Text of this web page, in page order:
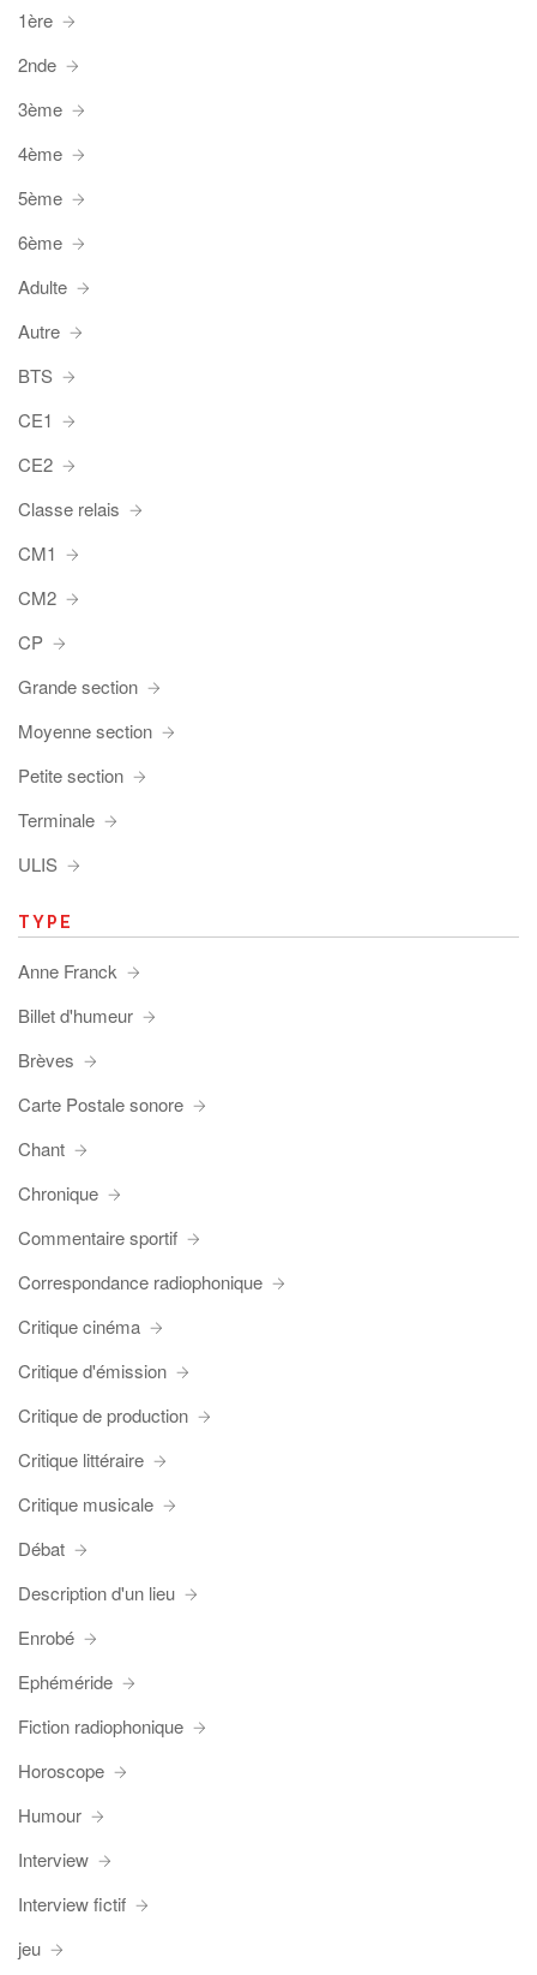
1ère
2nde
3ème
4ème
5ème
6ème
Adulte
Autre
BTS
CE1
CE2
Classe relais
CM1
CM2
CP
Grande section
Moyenne section
Petite section
Terminale
ULIS
TYPE
Anne Franck
Billet d'humeur
Brèves
Carte Postale sonore
Chant
Chronique
Commentaire sportif
Correspondance radiophonique
Critique cinéma
Critique d'émission
Critique de production
Critique littéraire
Critique musicale
Débat
Description d'un lieu
Enrobé
Ephéméride
Fiction radiophonique
Horoscope
Humour
Interview
Interview fictif
jeu